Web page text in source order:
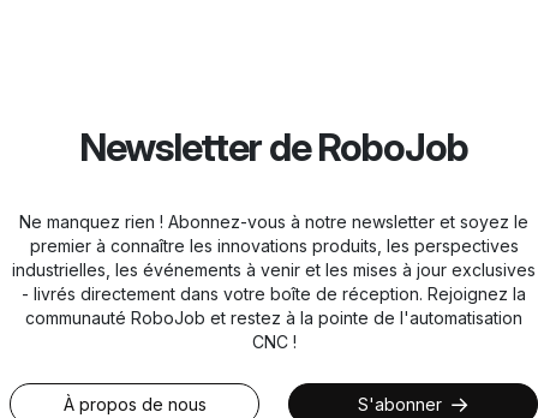
Newsletter de RoboJob
Ne manquez rien ! Abonnez-vous à notre newsletter et soyez le
premier à connaître les innovations produits, les perspectives
industrielles, les événements à venir et les mises à jour exclusives
- livrés directement dans votre boîte de réception. Rejoignez la
communauté RoboJob et restez à la pointe de l'automatisation
CNC !
À propos de nous S'abonner